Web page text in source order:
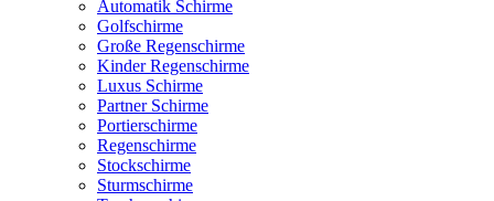
Automatik Schirme
Golfschirme
Große Regenschirme
Kinder Regenschirme
Luxus Schirme
Partner Schirme
Portierschirme
Regenschirme
Stockschirme
Sturmschirme